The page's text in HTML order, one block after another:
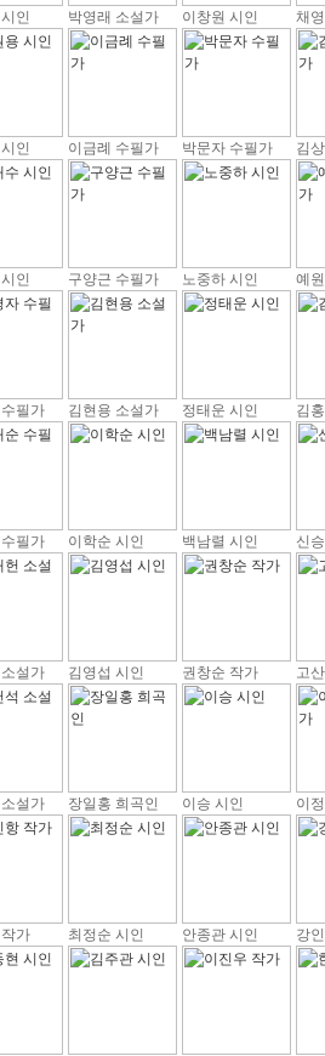
인 박영래 소설가 이창원 시인 채
인 이금례 수필가 박문자 수필가 김
인 구양근 수필가 노중하 시인 예
필가 김현용 소설가 정태운 시인 김
필가 이학순 시인 백남렬 시인 신
설가 김영섭 시인 권창순 작가 고
설가 장일홍 희곡인 이승 시인 이
가 최정순 시인 안종관 시인 강